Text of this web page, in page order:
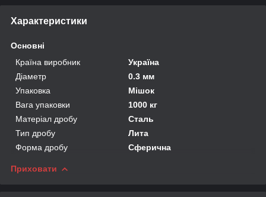
Характеристики
Основні
Країна виробник
Україна
Діаметр
0.3 мм
Упаковка
Мішок
Вага упаковки
1000 кг
Матеріал дробу
Сталь
Тип дробу
Лита
Форма дробу
Сферична
Приховати